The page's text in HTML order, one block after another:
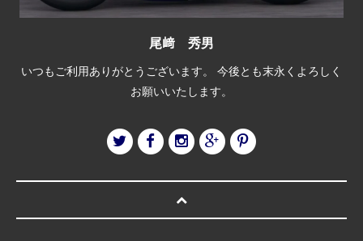
尾﨑 秀男
いつもご利用ありがとうございます。 今後とも末永くよろしく
お願いいたします。